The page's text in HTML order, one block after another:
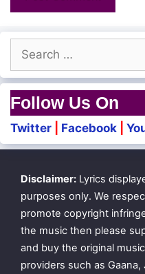
for:
Follow Us On
Twitter Facebook
Disclaimer: Lyrics
purposes only. We
promote copyright
the music then please
and buy the original
providers such as